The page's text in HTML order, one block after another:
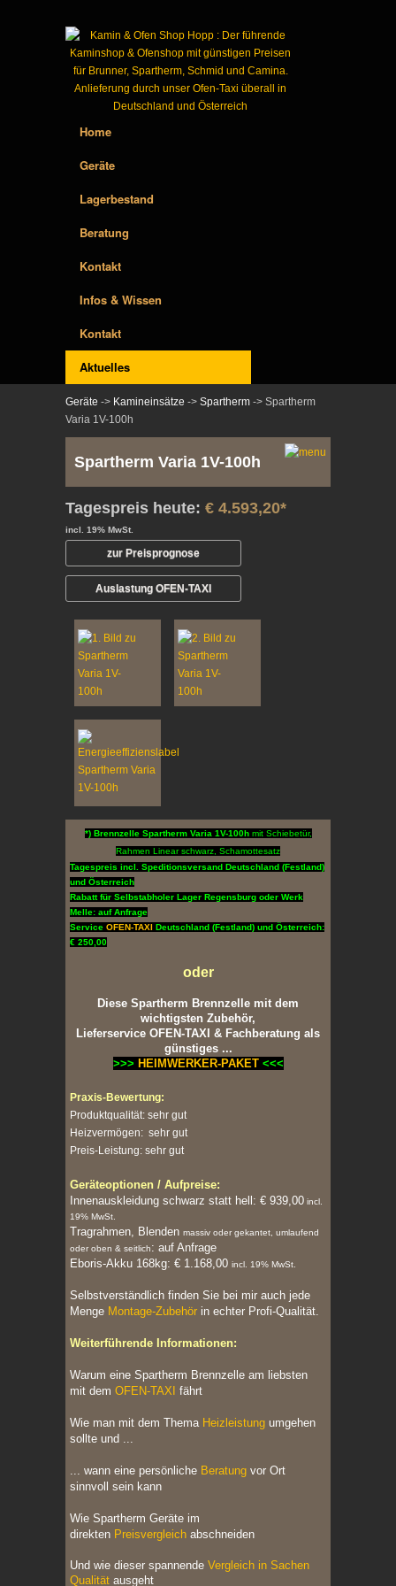
Home
Geräte
Lagerbestand
Beratung
Kontakt
Infos & Wissen
Kontakt
Aktuelles
Geräte -> Kamineinsätze -> Spartherm -> Spartherm
Varia 1V-100h
Spartherm Varia 1V-100h
Tagespreis heute: € 4.593,20*
incl. 19% MwSt.
zur Preisprognose
Auslastung OFEN-TAXI
*) Brennzelle Spartherm Varia 1V-100hmit Schiebetür,
Rahmen Linear schwarz, Schamottesatz
Tagespreis incl. Speditionsversand Deutschland (Festland)
und Österreich
Rabatt für Selbstabholer Lager Regensburg oder Werk
Melle: auf Anfrage
Service OFEN-TAXI Deutschland (Festland) und Österreich:
€ 250,00
oder
Diese Spartherm Brennzelle mit dem
wichtigsten Zubehör,
Lieferservice OFEN-TAXI & Fachberatung als
günstiges ...
>>> HEIMWERKER-PAKET<<<
Praxis-Bewertung:
Produktqualität: sehr gut
Heizvermögen: sehr gut
Preis-Leistung: sehr gut
Geräteoptionen / Aufpreise:
Innenauskleidung schwarz statt hell: € 939,00 incl.
19% MwSt.
Tragrahmen, Blenden massiv oder gekantet, umlaufend
oder oben & seitlich: auf Anfrage
Eboris-Akku 168kg: € 1.168,00 incl. 19% MwSt.
Selbstverständlich finden Sie bei mir auch jede
Menge Montage-Zubehör in echter Profi-Qualität.
Weiterführende Informationen:
Warum eine Spartherm Brennzelle am liebsten
mit dem OFEN-TAXI fährt
Wie man mit dem Thema Heizleistung umgehen
sollte und ...
... wann eine persönliche Beratung vor Ort
sinnvoll sein kann
Wie Spartherm Geräte im
direkten Preisvergleich abschneiden
Und wie dieser spannende Vergleich in Sachen
Qualität ausgeht